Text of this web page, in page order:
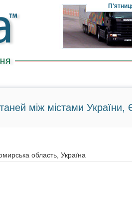
між містами України,